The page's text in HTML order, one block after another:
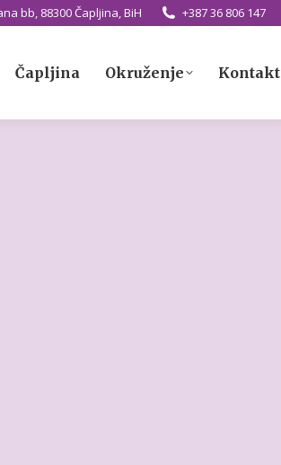
bb, 88300 Čapljina, BiH +387 36 806 147
Čapljina Okruženje Kontakt
Čapljina Okruženje Kontakt